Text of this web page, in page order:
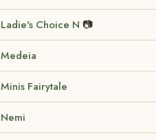
Ladie's Choice N 📷
Medeia
Minis Fairytale
Nemi